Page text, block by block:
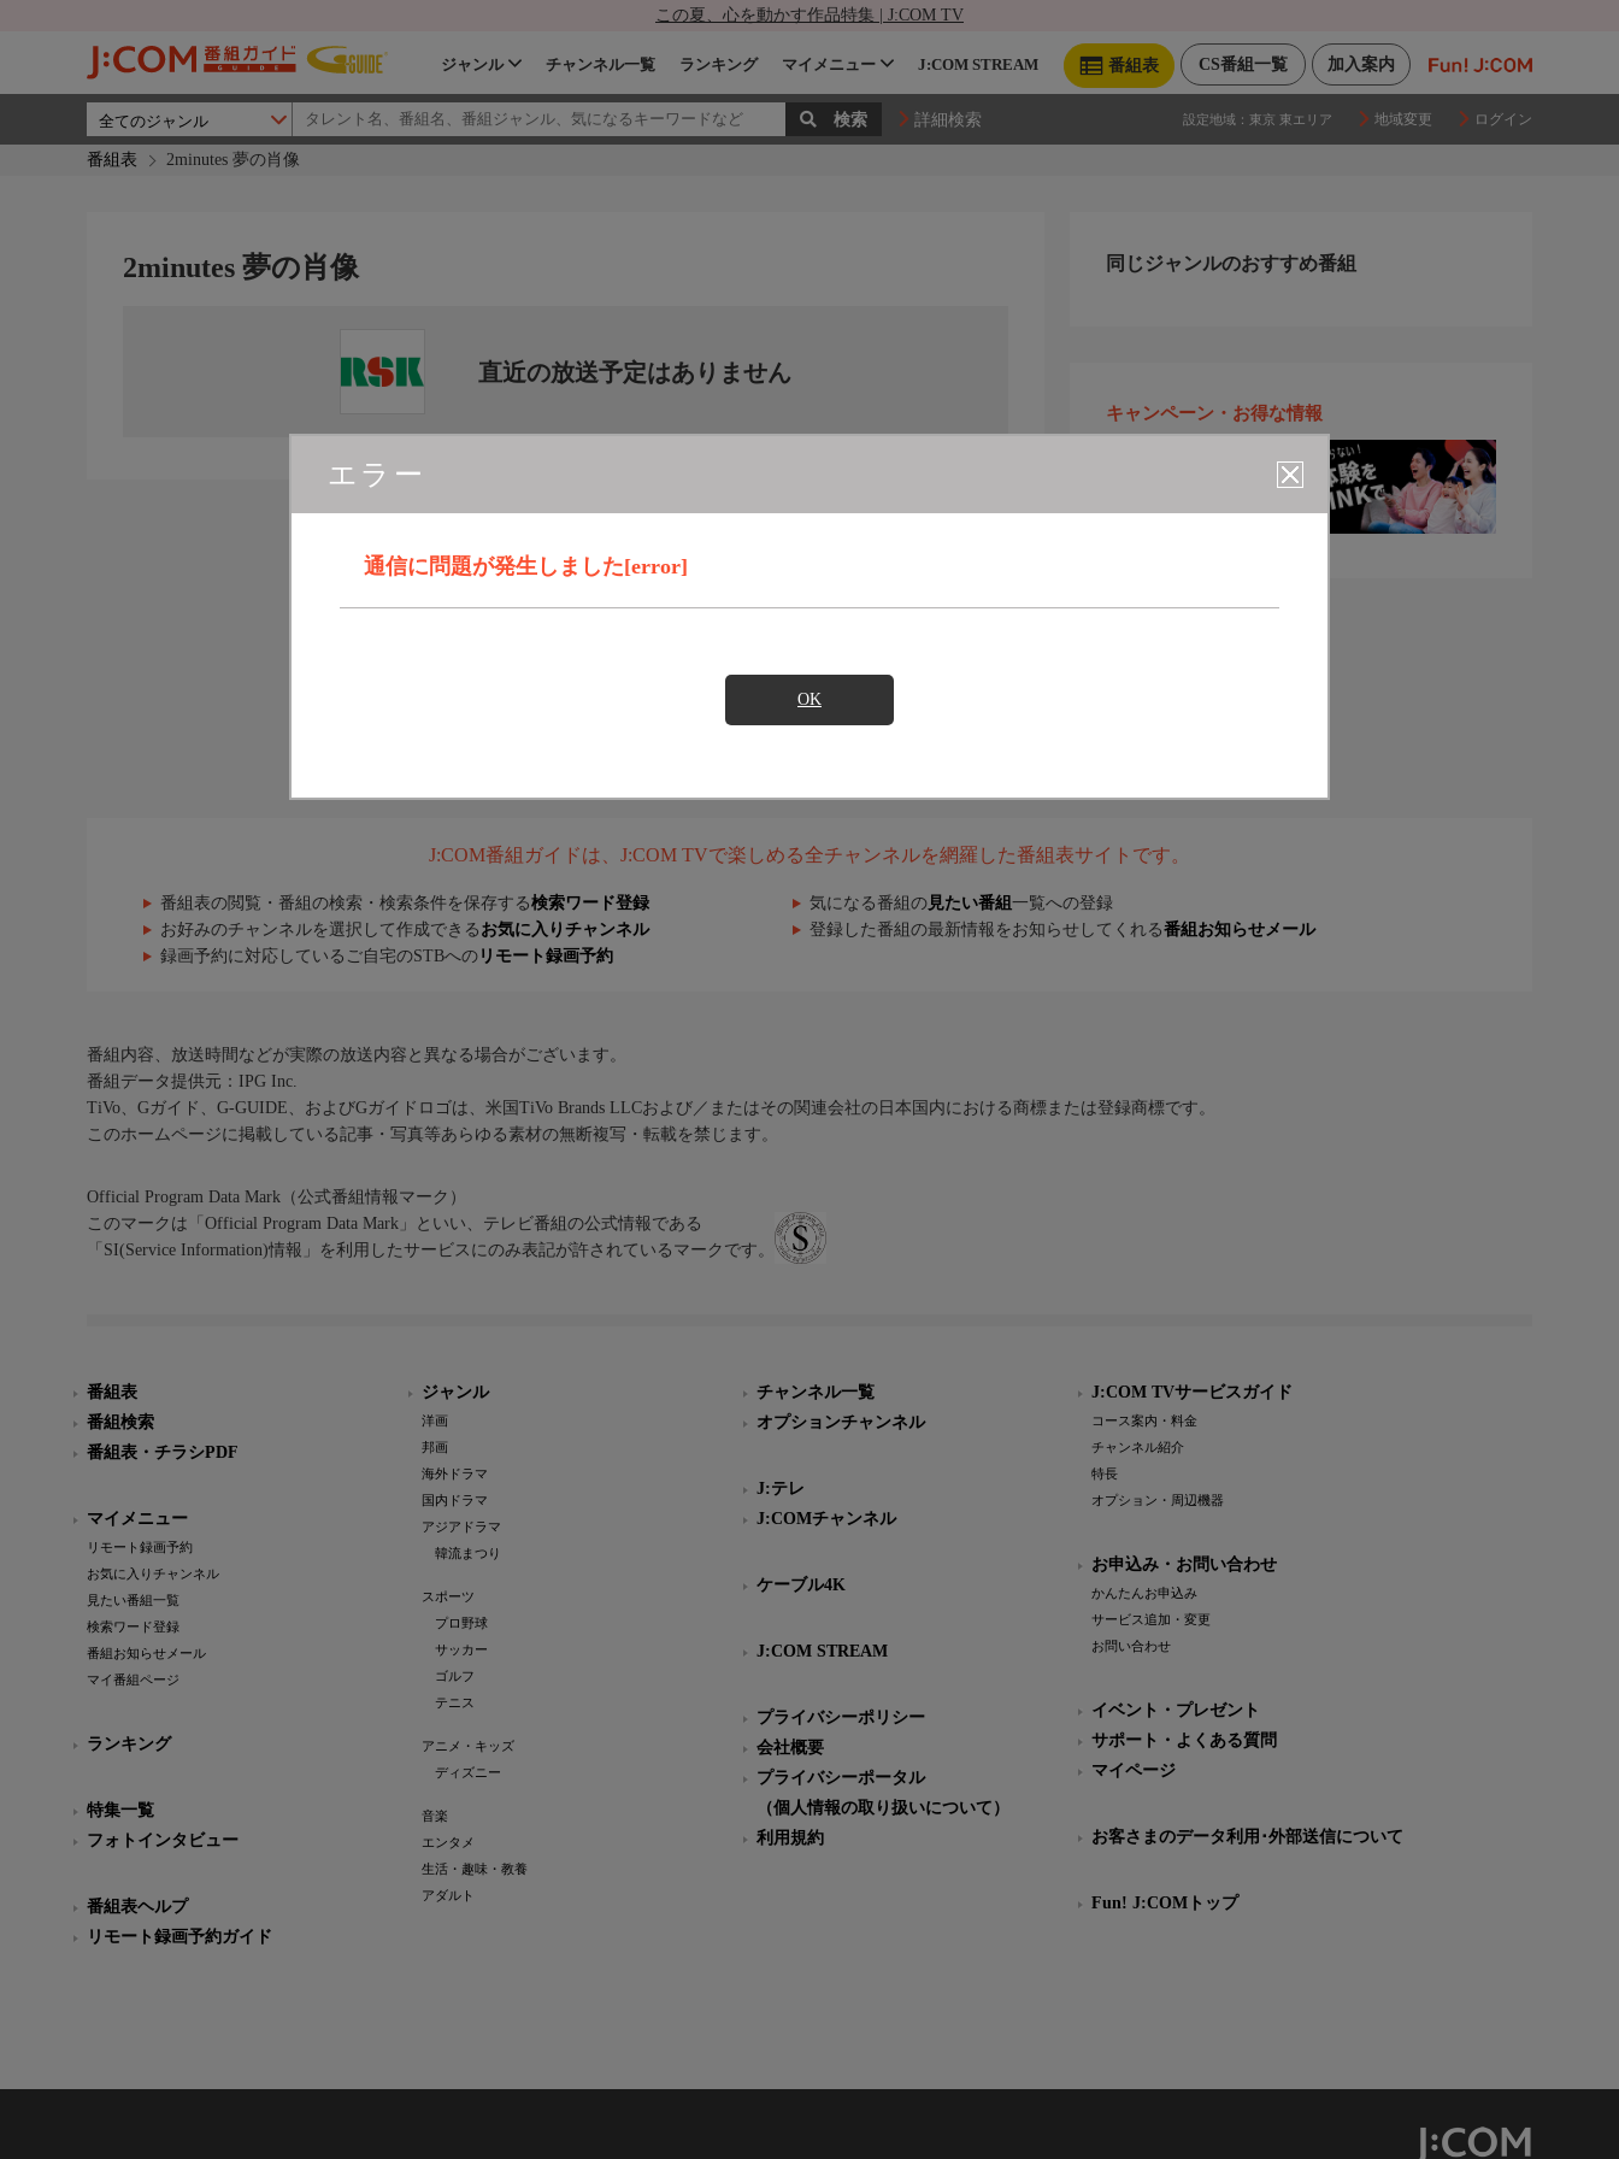
この夏、心を動かす作品特集 | J:COM TV
加入案内
CS番組一覧
番組表
ジャンル チャンネル一覧 ランキング マイメニュー J:COM STREAM
詳細検索 設定地域： 東京 東エリア 地域変更 ログイン
番組表 2minutes 夢の肖像
エラー
通信に問題が発生しました[error]
OK
2minutes 夢の肖像
直近の放送予定はありません
同じジャンルのおすすめ番組
キャンペーン・お得な情報
J:COM番組ガイドは、J:COM TVで楽しめる全チャンネルを網羅した番組表サイトです。
番組表の閲覧・番組の検索・検索条件を保存する検索ワード登録 気になる番組の 見たい番組 一覧への登録
お好みのチャンネルを選択して作成できる お気に入りチャンネル 登録した番組の最新情報をお知らせしてくれる番組お知らせメール
録画予約に対応しているご自宅のSTBへの リモート録画予約
番組内容、放送時間などが実際の放送内容と異なる場合がございます。
番組データ提供元：IPG Inc.
TiVo、Gガイド、G-GUIDE、およびGガイドロゴは、米国TiVo Brands LLCおよび／またはその関連会社の日本国内における商標または登録商標です。
このホームページに掲載している記事・写真等あらゆる素材の無断複写・転載を禁じます。
Official Program Data Mark（公式番組情報マーク）
このマークは「Official Program Data Mark」といい、テレビ番組の公式情報である
「SI(Service Information)情報」を利用したサービスにのみ表記が許されているマークです。
番組表
番組検索
番組表・チラシPDF
マイメニュー
リモート録画予約
お気に入りチャンネル
見たい番組一覧
検索ワード登録
番組お知らせメール
マイ番組ページ
ランキング
特集一覧
フォトインタビュー
番組表ヘルプ
リモート録画予約ガイド
ジャンル
洋画
邦画
海外ドラマ
国内ドラマ
アジアドラマ
韓流まつり
スポーツ
プロ野球
サッカー
ゴルフ
テニス
アニメ・キッズ
ディズニー
音楽
エンタメ
生活・趣味・教養
アダルト
チャンネル一覧
オプションチャンネル
J:テレ
J:COMチャンネル
ケーブル4K
J:COM STREAM
プライバシーポリシー
会社概要
プライバシーポータル
（個人情報の取り扱いについて）
利用規約
J:COM TVサービスガイド
コース案内・料金
チャンネル紹介
特長
オプション・周辺機器
お申込み・お問い合わせ
かんたんお申込み
サービス追加・変更
お問い合わせ
イベント・プレゼント
サポート・よくある質問
マイページ
お客さまのデータ利用･外部送信について
Fun! J:COMトップ